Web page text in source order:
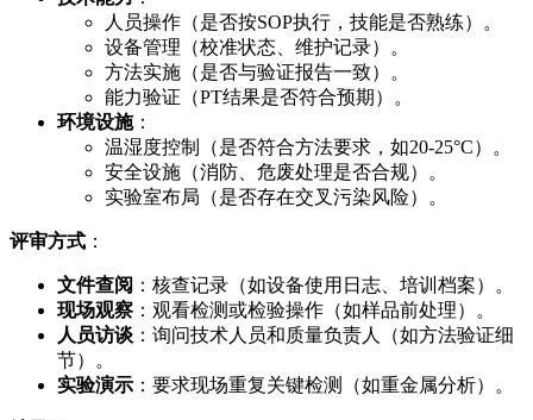
人员操作（是否按SOP执行，技能是否熟练）。
设备管理（校准状态、维护记录）。
方法实施（是否与验证报告一致）。
能力验证（PT结果是否符合预期）。
环境设施：
温湿度控制（是否符合方法要求，如20-25°C）。
安全设施（消防、危废处理是否合规）。
实验室布局（是否存在交叉污染风险）。
评审方式 ：
文件查阅 ：核查记录（如设备使用日志、培训档案）。
现场观察 ：观看检测或检验操作（如样品前处理）。
人员访谈 ：询问技术人员和质量负责人（如方法验证细
节）。
实验演示 ：要求现场重复关键检测（如重金属分析）。